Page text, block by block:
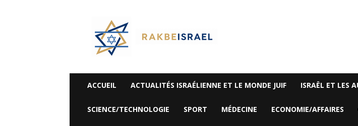
Rak
Be
Israel-
Alyaexpress-
News
ACCUEIL ACTUALITÉS ISRAÉLIENNE ET LE MONDE JUIF ISRAËL ET LES
SCIENCE/TECHNOLOGIE SPORT MÉDECINE ECONOMIE/AFFAIRES